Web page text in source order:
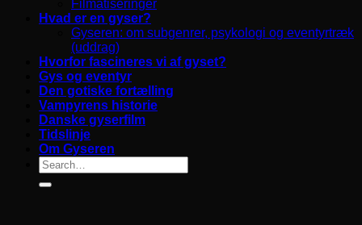
Filmatiseringer
Hvad er en gyser?
Gyseren: om subgenrer, psykologi og eventyrtræk
(uddrag)
Hvorfor fascineres vi af gyset?
Gys og eventyr
Den gotiske fortælling
Vampyrens historie
Danske gyserfilm
Tidslinje
Om Gyseren